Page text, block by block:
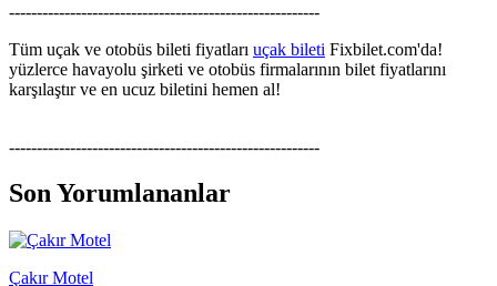
--------------------------------------------------------
Tüm uçak ve otobüs bileti fiyatları uçak bileti Fixbilet.com'da!
yüzlerce havayolu şirketi ve otobüs firmalarının bilet fiyatlarını
karşılaştır ve en ucuz biletini hemen al!
--------------------------------------------------------
Son Yorumlananlar
Çakır Motel